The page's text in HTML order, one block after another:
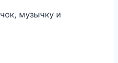
музычку и